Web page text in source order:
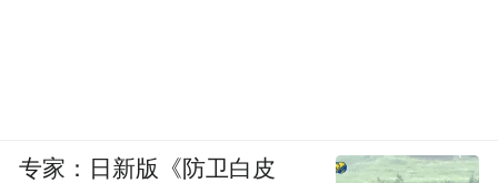
专家：日新版《防卫白皮